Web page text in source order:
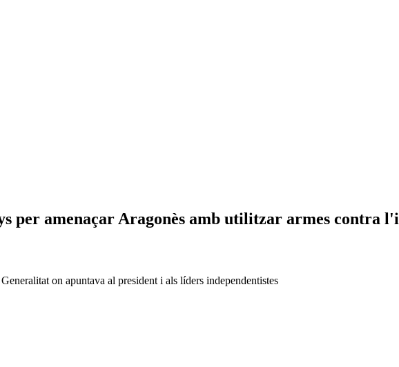
per amenaçar Aragonès amb utilitzar armes contra
on apuntava al president i als líders independentistes